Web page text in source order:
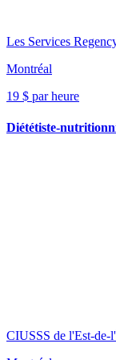
Les Services
Montréal
19 $ par heure
Diététiste-
CIUSSS de l'Est-de-